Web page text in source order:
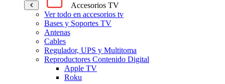
Accesorios TV
Ver todo en accesorios tv
Bases y Soportes TV
Antenas
Cables
Regulador, UPS y Multitoma
Reproductores Contenido Digital
Apple TV
Roku